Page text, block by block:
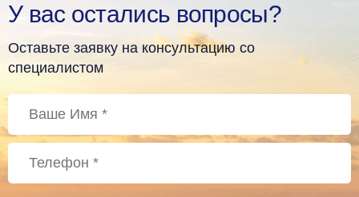
У вас остались вопросы?
Оставьте заявку на консультацию со
специалистом